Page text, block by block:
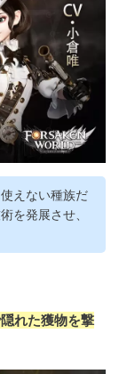
えない種族だ
を発展させ、
れた獲物を撃